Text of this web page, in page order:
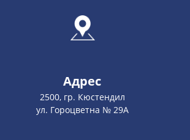
Адрес
2500, гр. Кюстендил
ул. Гороцветна № 29А